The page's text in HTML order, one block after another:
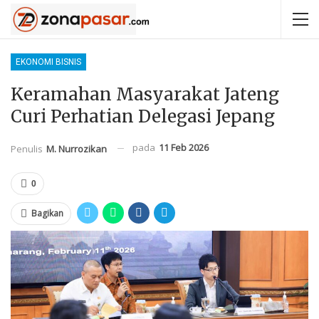
EKONOMI BISNIS
Keramahan Masyarakat Jateng
Curi Perhatian Delegasi Jepang
Penulis M. Nurrozikan pada 11 Feb 2026
0
Bagikan